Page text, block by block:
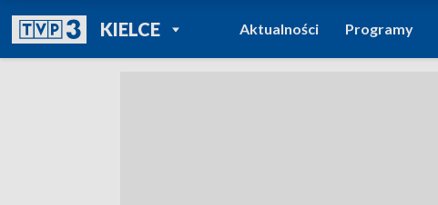
KIELCEPOWRÓT DO
TVP REGIONY
Aktualności Programy